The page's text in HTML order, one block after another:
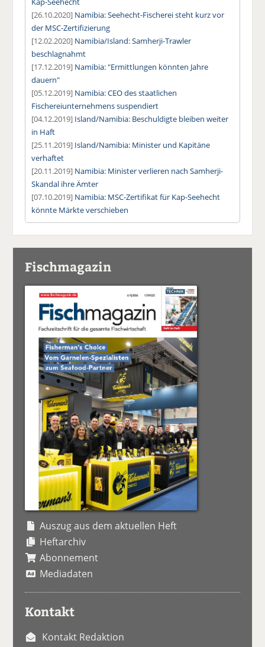
[26.10.2020] Namibia: Seehecht-Fischerei steht kurz vor
der MSC-Zertifizierung
[12.02.2020] Namibia/Island: Samherji-Trawler
beschlagnahmt
[17.12.2019] Namibia: "Ermittlungen könnten Jahre
dauern"
[05.12.2019] Namibia: CEO des staatlichen
Fischereiunternehmens suspendiert
[04.12.2019] Island/Namibia: Beschuldigte bleiben weiter
in Haft
[25.11.2019] Island/Namibia: Minister und Kapitäne
verhaftet
[20.11.2019] Namibia: Minister verlieren nach Samherji-
Skandal ihre Ämter
[07.10.2019] Namibia: MSC-Zertifikat für Kap-Seehecht
könnte Märkte verschieben
Fischmagazin
Auszug aus dem aktuellen Heft
Heftarchiv
Abonnement
Mediadaten
Kontakt
Kontakt Redaktion